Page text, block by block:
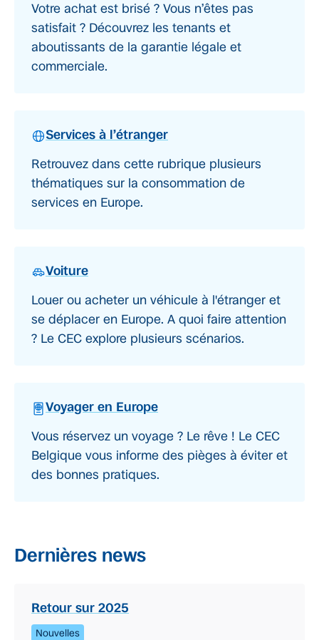
Votre achat est brisé ? Vous n’êtes pas
satisfait ? Découvrez les tenants et
aboutissants de la garantie légale et
commerciale.
Services à l’étranger
Retrouvez dans cette rubrique plusieurs
thématiques sur la consommation de
services en Europe.
Voiture
Louer ou acheter un véhicule à l'étranger et
se déplacer en Europe. A quoi faire attention
? Le CEC explore plusieurs scénarios.
Voyager en Europe
Vous réservez un voyage ? Le rêve ! Le CEC
Belgique vous informe des pièges à éviter et
des bonnes pratiques.
Dernières news
Retour sur 2025
Nouvelles